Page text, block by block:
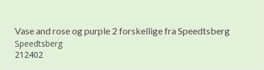
Vase and rose og purple 2 forskellige fra Speedtsberg
Speedtsberg
212402